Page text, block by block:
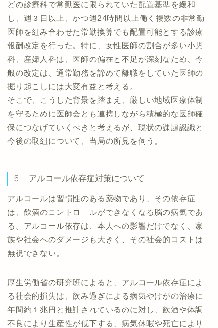
どの診療科で常勤医に限られていた配置基準を緩和
し、週３日以上、かつ週24時間以上働く複数の非常勤
医師を組み合わせた常勤換算でも配置可能とする診療
報酬改定を行った。特に、女性医師の割合が多い小児
科、産婦人科は、医師の偏在と不足が深刻なため、今
般の改定は、通常勤務を諦めて離職をしていた医師の
掘り起こしには大変有益と考える。
そこで、こうした背景を踏まえ、厳しい地域医療体制
を守るために医師会とも連携しながら積極的な医師確
保につなげていくべきと考えるが、現状の課題認識と
今後の取組について、当局の所見を伺う。
５ アルコール依存症対策について
アルコールは習慣性のある薬物であり、その依存症
は、飲酒のコントロールができなくなる脳の病気であ
る。アルコール依存は、本人への影響だけでなく、家
族や社会へのダメージも大きく、その社会的コストは
無視できない。
厚生労働省の研究班によると、アルコール依存症によ
る社会的損失は、飲み過ぎによる病気やけがの治療に
年間約１兆円と推計されているのに対し、飲酒や体調
不良により生産性が低下する、病気休暇や死亡により